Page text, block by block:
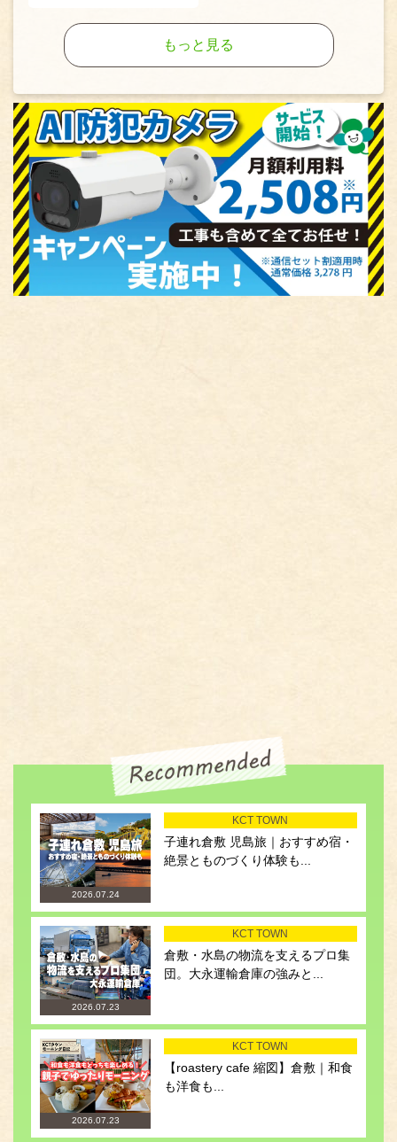
もっと見る
2026.07.24
KCT TOWN
子連れ倉敷 児島旅｜おすすめ宿・
絶景とものづくり体験も...
2026.07.23
KCT TOWN
倉敷・水島の物流を支えるプロ集
団。大永運輸倉庫の強みと...
2026.07.23
KCT TOWN
【roastery cafe 縮図】倉敷｜和食
も洋食も...